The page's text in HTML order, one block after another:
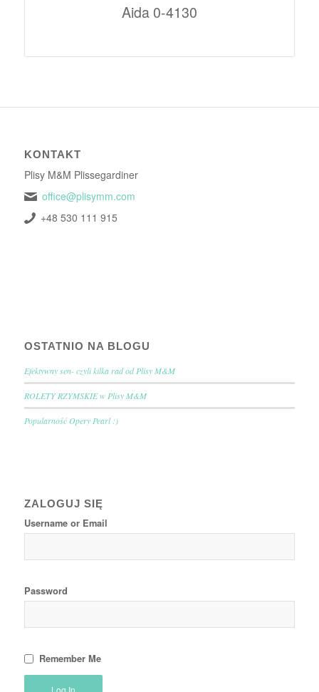
Aida 0-4130
KONTAKT
Plisy M&M Plissegardiner
office@plisymm.com
+48 530 111 915
OSTATNIO NA BLOGU
Efektywny sen- czyli kilka rad od Plisy M&M
ROLETY RZYMSKIE w Plisy M&M
Popularność Opery Pearl :)
ZALOGUJ SIĘ
Username or Email
Password
Remember Me